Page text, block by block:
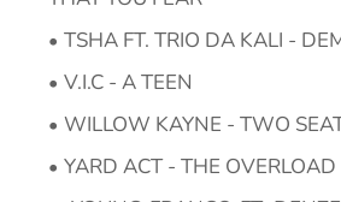
TSHA FT. TRIO DA KALI -
V.I.C - A TEEN
WILLOW KAYNE - TWO
YARD ACT - THE OVERLOAD